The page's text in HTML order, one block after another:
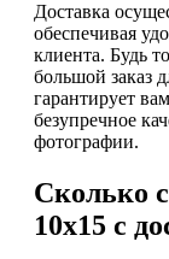
Доставка
обеспечивая
клиента. Будь
большой заказ
гарантирует
безупречное
фотографии.
Сколько
10х15 с